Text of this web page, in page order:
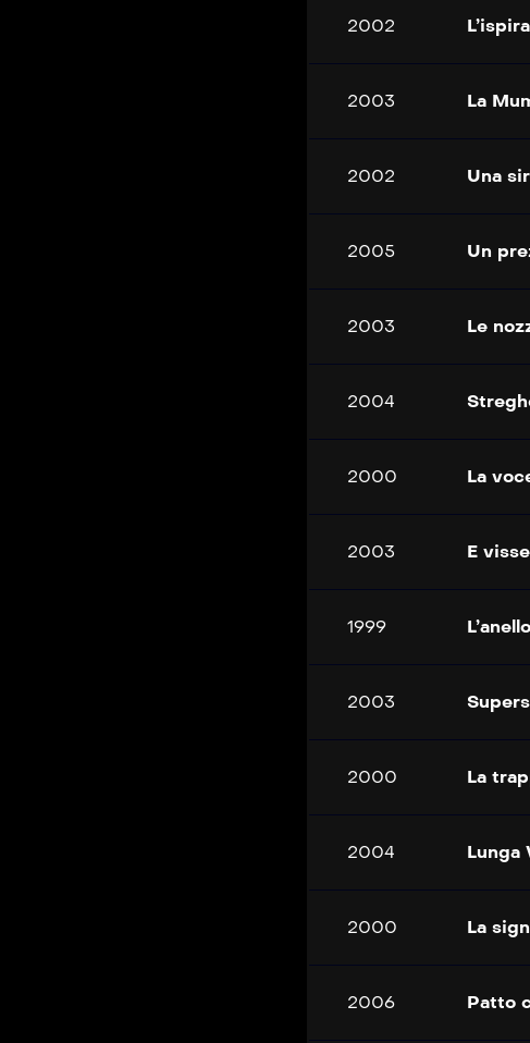
2002
2003 La
2002 Una
2005 Un
2003 Le
2004
2000 La
2003 E
1999
2003
2000 La
2004 Lunga
2000 La
2006 Patto